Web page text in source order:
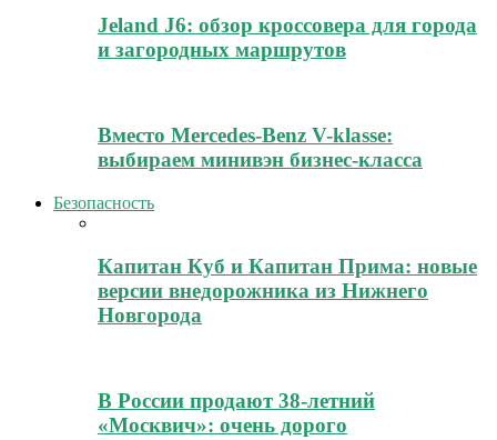
Jeland J6: обзор кроссовера для города
и загородных маршрутов
Вместо Mercedes-Benz V-klasse:
выбираем минивэн бизнес-класса
Безопасность
Капитан Куб и Капитан Прима: новые
версии внедорожника из Нижнего
Новгорода
В России продают 38-летний
«Москвич»: очень дорого